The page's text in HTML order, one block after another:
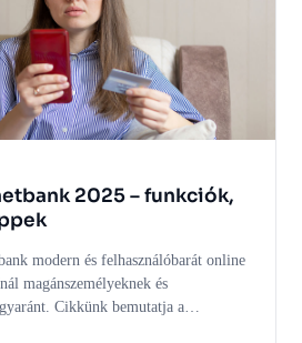
2025 – funkciók,
modern és felhasználóbarát online
magánszemélyeknek és
Cikkünk bemutatja a